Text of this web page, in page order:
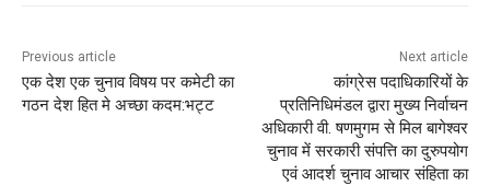
Previous article
एक देश एक चुनाव विषय पर कमेटी का
गठन देश हित मे अच्छा कदम:भट्ट
Next article
कांग्रेस पदाधिकारियों के
प्रतिनिधिमंडल द्वारा मुख्य निर्वाचन
अधिकारी वी. षणमुगम से मिल बागेश्वर
चुनाव में सरकारी संपत्ति का दुरुपयोग
एवं आदर्श चुनाव आचार संहिता का